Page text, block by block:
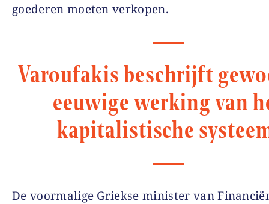
goederen moeten verkopen.
Varoufakis beschrijft
eeuwige werking van
kapitalistische
De voormalige Griekse minister van